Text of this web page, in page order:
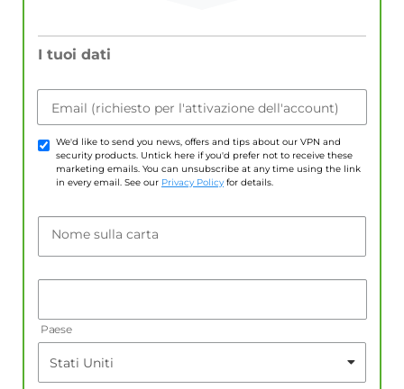
I tuoi dati
Email (richiesto per l'attivazione dell'account)
We'd like to send you news, offers and tips about our VPN and
security products. Untick here if you'd prefer not to receive these
marketing emails. You can unsubscribe at any time using the link
in every email. See our Privacy Policy for details.
Nome sulla carta
Paese